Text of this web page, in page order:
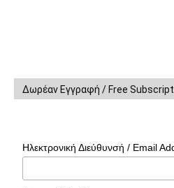
Δωρέαν Εγγραφή / Free
Ηλεκτρονική Διεύθυνσή / Email